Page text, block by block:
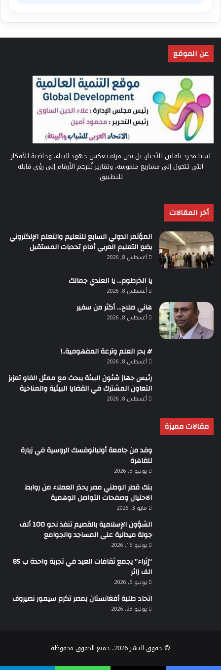
عن الموقع
لسنا مجرد ناقلين للأخبار، بل نحن مرآة تعكس جهود البناء، وحاضنة للأفكار
التي تتحول إلى مشاريع ملموسة، وتقارير تُترجم الأرقام إلى رؤى قابلة
للتطبيق.
أخر المقالات
المؤتمر الدولي السابع للتعليم والتعلم الإلكتروني
يضع التعليم العربي أمام تحديات المستقبل
أغسطس 8, 2026
يا الخرطوم… يا العندي جمالك
أغسطس 8, 2026
هاني صلاح… أكثر من سفير
أغسطس 8, 2026
# بحر العلم وترعة المفهومية..!
أغسطس 8, 2026
رئيس جهاز شئون البيئة يبحث مع ممثل الفاو تعزيز
التعاون المشترك في القضايا البيئية والمناخية
أغسطس 8, 2026
مقالات مميزة
وفد من جامعة أوليانوفسك الروسية في زيارة
للقاهرة
يونيو 3, 2026
بنك قطر الوطني مصر يحذر العملاء من روابط
الاحتيال وصفحات التواصل الوهمية
مايو 3, 2026
الشؤون الإسلامية بالقصيم تنفذ نحو 100 ألف
جولة ميدانية على المساجد والجوامع
يونيو 15, 2026
“إثراء” يجمع ثقافات العيد في تجربة واحدة ب 85
الف زائر
يونيو 5, 2026
اتحاد طلبة أفغانستان بمصر تكرم سيمور نصيروف
يوليو 23, 2026
© حقوق النشر 2026، جميع الحقوق محفوظة